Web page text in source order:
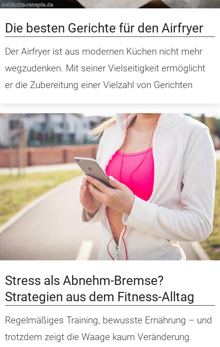
Die besten Gerichte für den Airfryer
Der Airfryer ist aus modernen Küchen nicht mehr
wegzudenken. Mit seiner Vielseitigkeit ermöglicht
er die Zubereitung einer Vielzahl von Gerichten
Stress als Abnehm-Bremse?
Strategien aus dem Fitness-Alltag
Regelmäßiges Training, bewusste Ernährung – und
trotzdem zeigt die Waage kaum Veränderung.